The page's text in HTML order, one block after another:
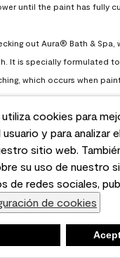
cookies to enhance
and traffic
about your
advertising, and
Settings
cookies para
y para analizar
sitio web.
su uso de nuestro
de redes sociales,
de cookies
until the paint has fully
out Aura® Bath & Spa,
It is specially formulated
which occurs when
to fully cure before being
learn more, feel free to
en-us/
catalog/abs/aura-
Support